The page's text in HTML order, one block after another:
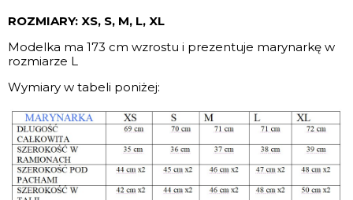
ROZMIARY: XS, S, M, L, XL
Modelka ma 173 cm wzrostu i prezentuje marynarkę w
rozmiarze L
Wymiary w tabeli poniżej: